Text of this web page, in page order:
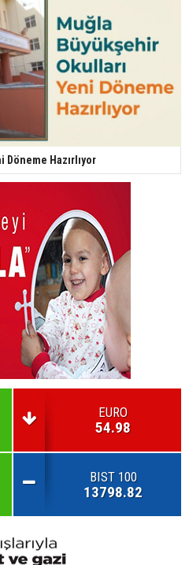
Döneme Hazırlıyor
EURO
54.98
BIST 100
13798.82